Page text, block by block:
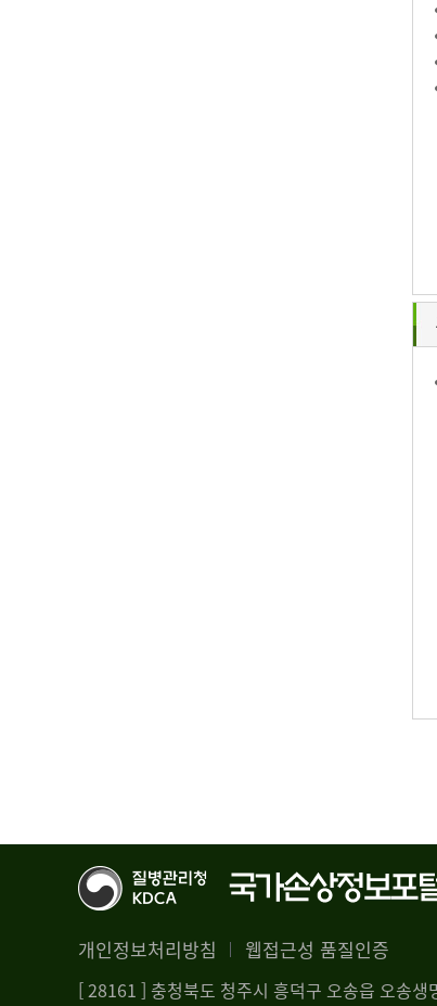
개인정보처리방침 웹접근성 품질인증
[ 28161 ] 충청북도 청주시 흥덕구 오송읍 오송